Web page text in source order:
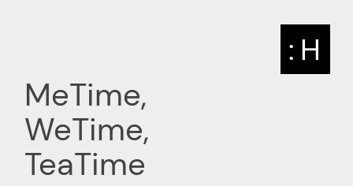
: H
MeTime,
WeTime,
TeaTime